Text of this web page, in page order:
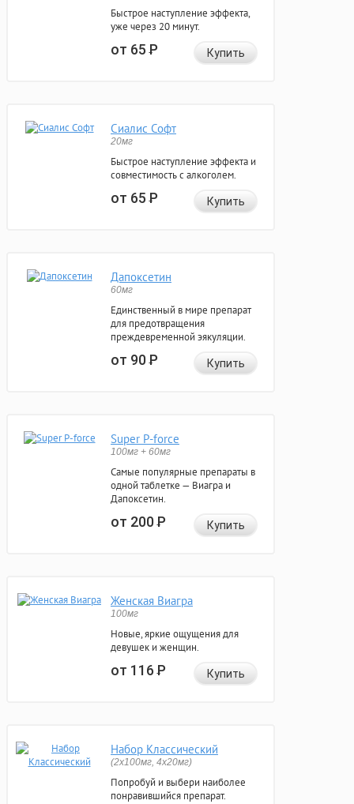
Быстрое наступление эффекта,
уже через 20 минут.
от 65Р Купить
Сиалис Софт
20мг
Быстрое наступление эффекта и
совместимость с алкоголем.
от 65Р Купить
Дапоксетин
60мг
Единственный в мире препарат
для предотвращения
преждевременной эякуляции.
от 90Р Купить
Super P-force
100мг + 60мг
Самые популярные препараты в
одной таблетке — Виагра и
Дапоксетин.
от 200Р Купить
Женская Виагра
100мг
Новые, яркие ощущения для
девушек и женщин.
от 116Р Купить
Набор Классический
(2x100мг, 4x20мг)
Попробуй и выбери наиболее
понравившийся препарат.